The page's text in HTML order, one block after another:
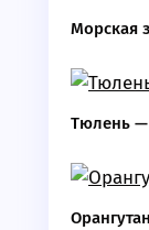
Морская
Тюлень —